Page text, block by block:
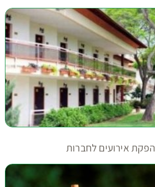
הפקת אירועים לחברות